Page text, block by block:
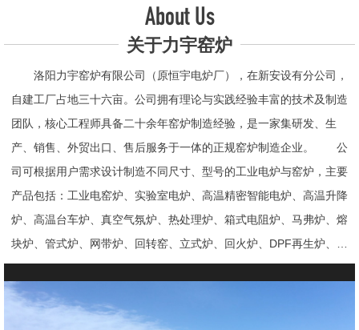
About Us
关于力宇窑炉
洛阳力宇窑炉有限公司（原恒宇电炉厂），在新安设有分公司，
自建工厂占地三十六亩。公司拥有理论与实践经验丰富的技术及制造
团队，核心工程师具备二十余年窑炉制造经验，是一家集研发、生
产、销售、外贸出口、售后服务于一体的正规窑炉制造企业。 公
司可根据用户需求设计制造不同尺寸、型号的工业电炉与窑炉，主要
产品包括：工业电窑炉、实验室电炉、高温精密智能电炉、高温升降
炉、高温台车炉、真空气氛炉、热处理炉、箱式电阻炉、马弗炉、熔
块炉、管式炉、网带炉、回转窑、立式炉、回火炉、DPF再生炉、试
验电炉、钟罩炉、退火炉、烧结炉、热震炉、高真空炉、重烧炉、牙
科烤瓷炉、真空CVD管式炉、高温节能电炉、气氛炉、井式电炉、
熔炼炉、推板窑炉、辊道窑炉、烘箱、真空干燥箱、工业烘箱、发热